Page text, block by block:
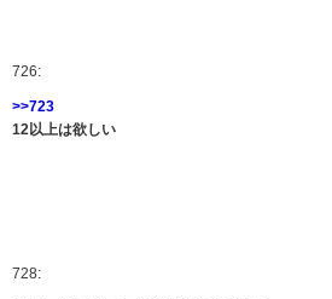
726:
>>723
12以上は欲しい
728: